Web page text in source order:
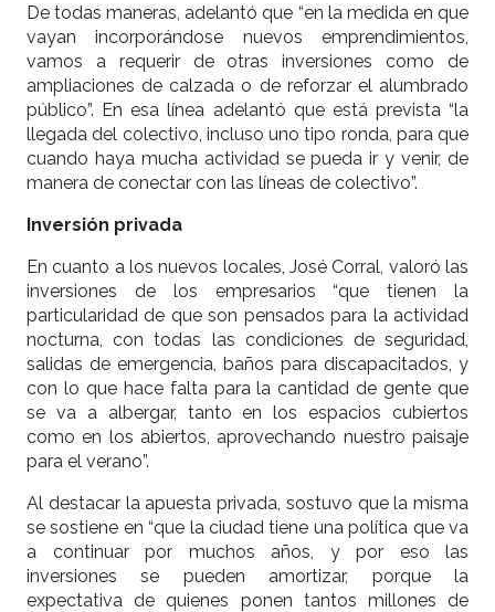
De todas maneras, adelantó que “en la medida en que
vayan incorporándose nuevos emprendimientos,
vamos a requerir de otras inversiones como de
ampliaciones de calzada o de reforzar el alumbrado
público”. En esa línea adelantó que está prevista “la
llegada del colectivo, incluso uno tipo ronda, para que
cuando haya mucha actividad se pueda ir y venir, de
manera de conectar con las líneas de colectivo”.
Inversión privada
En cuanto a los nuevos locales, José Corral, valoró las
inversiones de los empresarios “que tienen la
particularidad de que son pensados para la actividad
nocturna, con todas las condiciones de seguridad,
salidas de emergencia, baños para discapacitados, y
con lo que hace falta para la cantidad de gente que
se va a albergar, tanto en los espacios cubiertos
como en los abiertos, aprovechando nuestro paisaje
para el verano”.
Al destacar la apuesta privada, sostuvo que la misma
se sostiene en “que la ciudad tiene una política que va
a continuar por muchos años, y por eso las
inversiones se pueden amortizar, porque la
expectativa de quienes ponen tantos millones de